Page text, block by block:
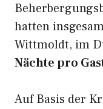
hatten
Wittmoldt, im
Nächte pro
Auf Basis der